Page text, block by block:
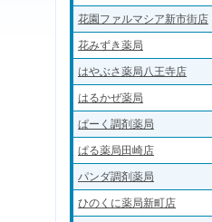
花園ファルマシア新市街店
花みずき薬局
はやぶさ薬局八王寺店
はるかぜ薬局
ぱーく調剤薬局
ぱる薬局田崎店
パンダ調剤薬局
ひのくに薬局新町店